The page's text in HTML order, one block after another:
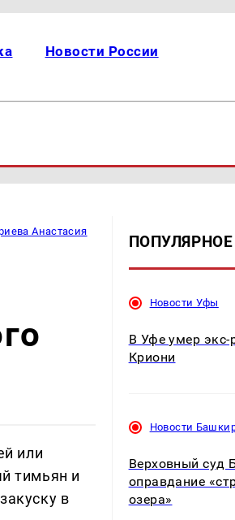
Новости России
Анастасия
или
тимьян и
в
ПОПУЛЯРНОЕ
Новости Уфы
В Уфе умер экс-
Криони
Новости
Верховный суд
оправдание
озера»